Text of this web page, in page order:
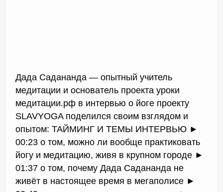
Дада Садананда — опытный учитель
медитации и основатель проекта уроки
медитации.рф в интервью о йоге проекту
SLAVYOGA поделился своим взглядом и
опытом: ТАЙМИНГ И ТЕМЫ ИНТЕРВЬЮ ►
00:23 о том, можно ли вообще практиковать
йогу и медитацию, живя в крупном городе ►
01:37 о том, почему Дада Садананда не
живёт в настоящее время в мегаполисе ►